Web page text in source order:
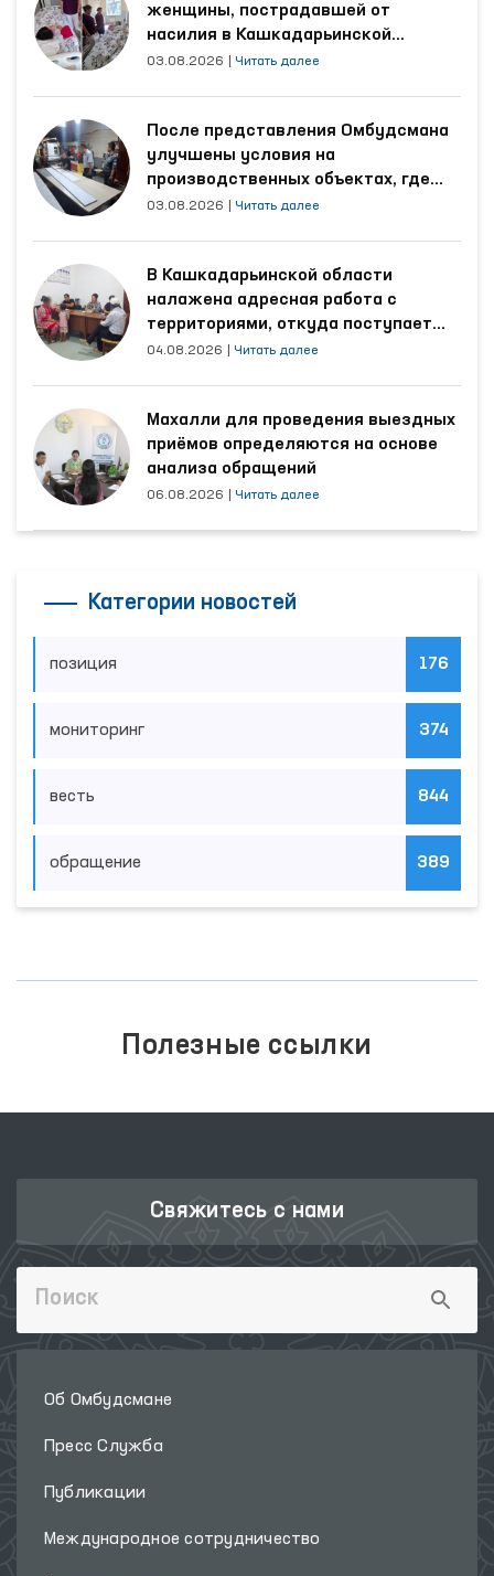
женщины, пострадавшей от
насилия в Кашкадарьинской
области
03.08.2026 Читать далее
После представления Омбудсмана
улучшены условия на
производственных объектах, где
трудятся осуждённые
03.08.2026 Читать далее
В Кашкадарьинской области
налажена адресная работа с
территориями, откуда поступает
наибольшее количество обращений
04.08.2026 Читать далее
Махалли для проведения выездных
приёмов определяются на основе
анализа обращений
06.08.2026 Читать далее
Категории новостей
позиция 176
мониторинг 374
весть 844
обращение 389
Полезные ссылки
Свяжитесь с нами
Об Омбудсмане
Пресс Служба
Публикации
Международное сотрудничество